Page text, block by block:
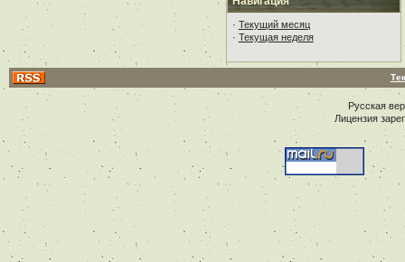
· Текущий месяц
· Текущая неделя
Русская
Лицензия